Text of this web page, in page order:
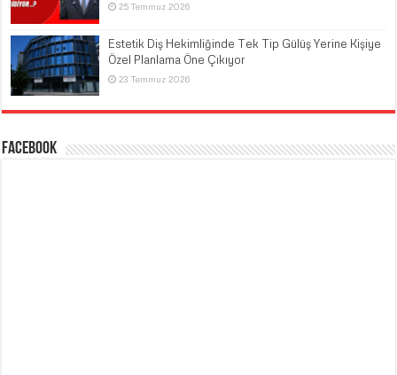
25 Temmuz 2026
Estetik Diş Hekimliğinde Tek Tip Gülüş Yerine Kişiye
Özel Planlama Öne Çıkıyor
23 Temmuz 2026
Facebook